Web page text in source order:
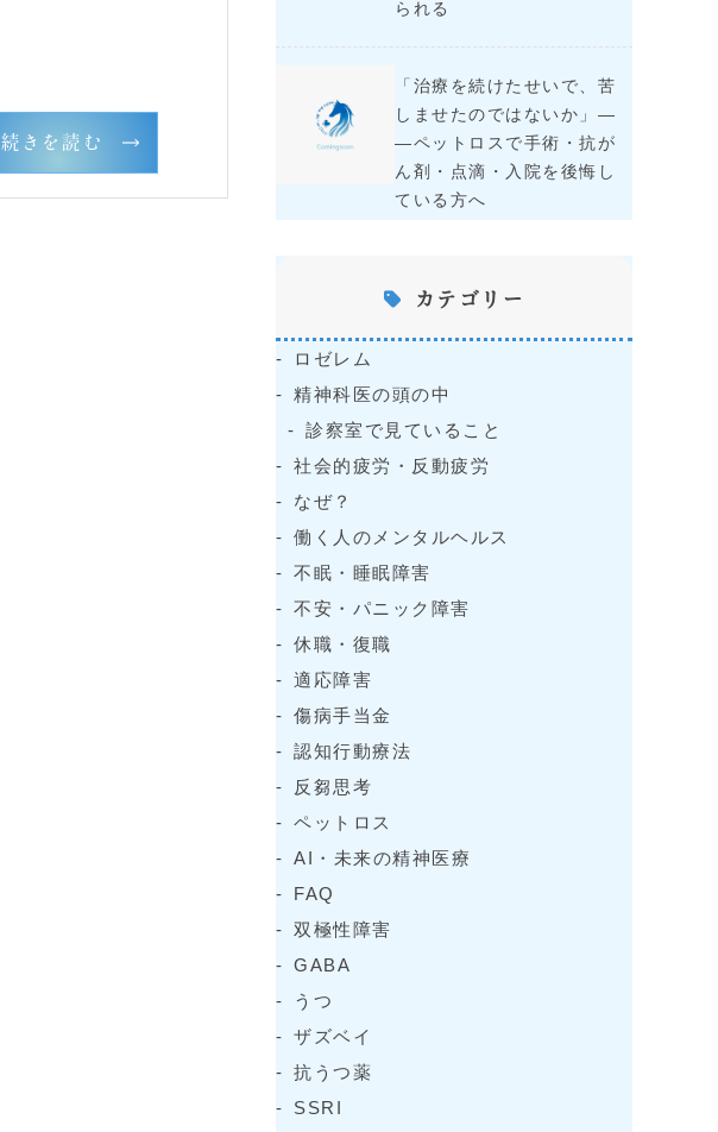
続きを読む
られる
「治療を続けたせいで、苦
しませたのではないか」―
―ペットロスで手術・抗が
ん剤・点滴・入院を後悔し
ている方へ
カテゴリー
ロゼレム
精神科医の頭の中
診察室で見ていること
社会的疲労・反動疲労
なぜ？
働く人のメンタルヘルス
不眠・睡眠障害
不安・パニック障害
休職・復職
適応障害
傷病手当金
認知行動療法
反芻思考
ペットロス
AI・未来の精神医療
FAQ
双極性障害
GABA
うつ
ザズベイ
抗うつ薬
SSRI